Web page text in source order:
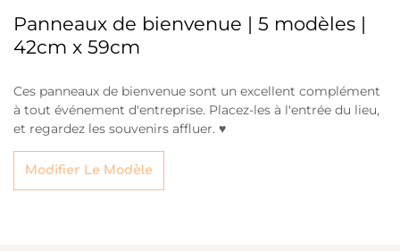
Panneaux de bienvenue | 5 modèles |
42cm x 59cm
Ces panneaux de bienvenue sont un excellent complément
à tout événement d'entreprise. Placez-les à l'entrée du lieu,
et regardez les souvenirs affluer. ♥
Modifier Le Modèle